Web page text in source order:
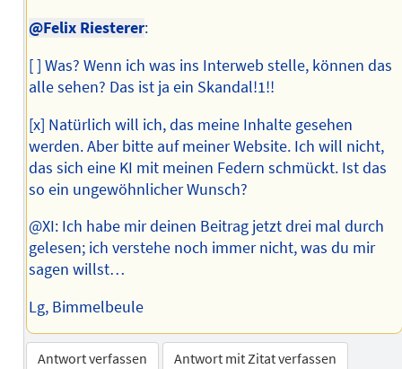
@Felix Riesterer:
[ ] Was? Wenn ich was ins Interweb stelle, können das
alle sehen? Das ist ja ein Skandal!1!!
[x] Natürlich will ich, das meine Inhalte gesehen
werden. Aber bitte auf meiner Website. Ich will nicht,
das sich eine KI mit meinen Federn schmückt. Ist das
so ein ungewöhnlicher Wunsch?
@XI: Ich habe mir deinen Beitrag jetzt drei mal durch
gelesen; ich verstehe noch immer nicht, was du mir
sagen willst…
Lg, Bimmelbeule
Antwort verfassen
Antwort mit Zitat verfassen